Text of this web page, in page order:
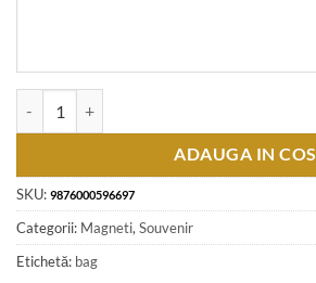
ADAUGA IN COS
SKU: 9876000596697
Categorii: Magneti, Souvenir
Etichetă: bag